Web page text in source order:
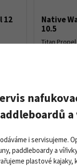
12
Native
10.5
Titan Propel
99 900
i servisujeme.
paddleboardy a
plastové kajaky,